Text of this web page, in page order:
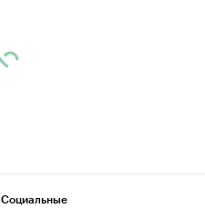
Социальные